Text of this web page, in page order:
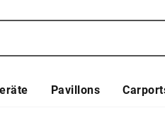
Pavillons